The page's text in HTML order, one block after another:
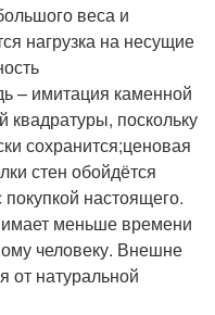
веса и
нагрузка на несущие
– имитация каменной
квадратуры, поскольку
сохранится;ценовая
стен обойдётся
настоящего.
меньше времени
человеку. Внешне
от натуральной